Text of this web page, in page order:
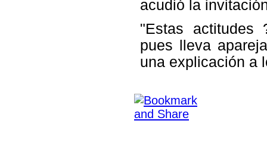
acudió la
"Estas actitudes
pues lleva
una explicación a